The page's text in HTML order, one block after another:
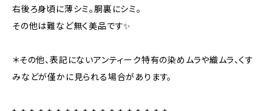
右後ろ身頃に薄シミ。胴裏にシミ。
その他は難など無く美品です✨
＊その他、表記にないアンティーク特有の染めムラや織ムラ、くす
みなどが僅かに見られる場合があります。